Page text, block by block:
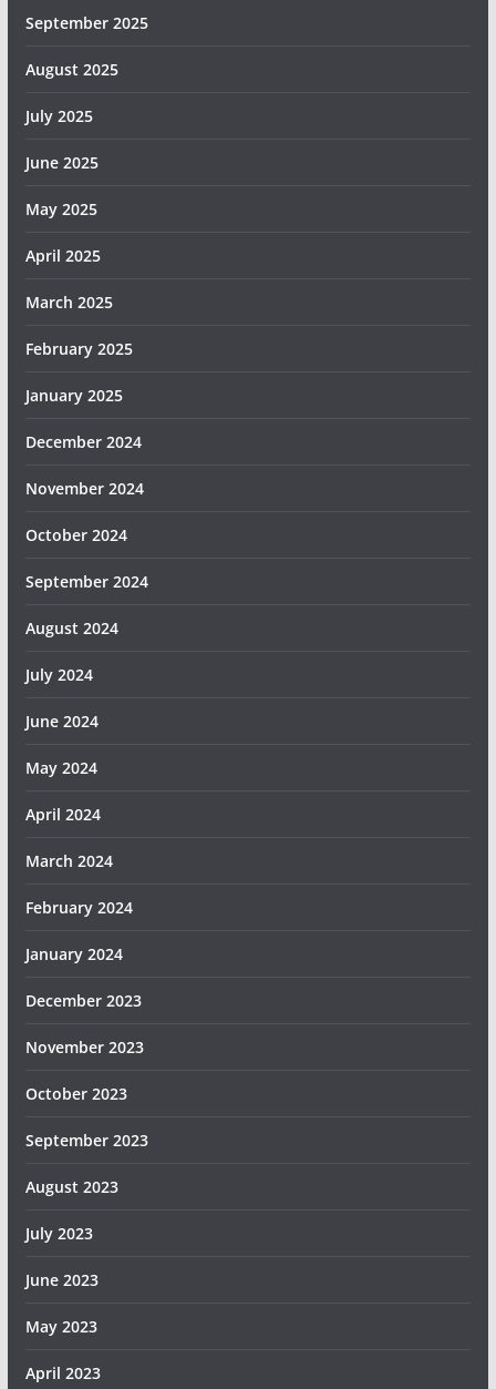
September 2025
August 2025
July 2025
June 2025
May 2025
April 2025
March 2025
February 2025
January 2025
December 2024
November 2024
October 2024
September 2024
August 2024
July 2024
June 2024
May 2024
April 2024
March 2024
February 2024
January 2024
December 2023
November 2023
October 2023
September 2023
August 2023
July 2023
June 2023
May 2023
April 2023